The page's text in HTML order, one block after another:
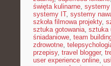
święta kulinarne, systemy
systemy IT, systemy
szkoła filmowa projekty,
sztuka gotowania, sztuka
śniadaniowe, team
zdrowotne,
przepisy, travel blogger,
user experience online,